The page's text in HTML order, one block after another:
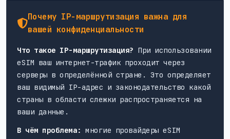
Почему IP-маршрутизация важна для
вашей конфиденциальности
Что такое IP-маршрутизация? При использовании
eSIM ваш интернет-трафик проходит через
серверы в определённой стране. Это определяет
ваш видимый IP-адрес и законодательство какой
страны в области слежки распространяется на
ваши данные.
В чём проблема: многие провайдеры eSIM